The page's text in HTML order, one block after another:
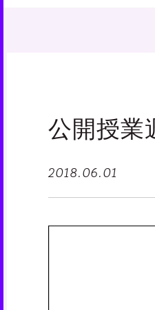
公開授業
2018.06.01